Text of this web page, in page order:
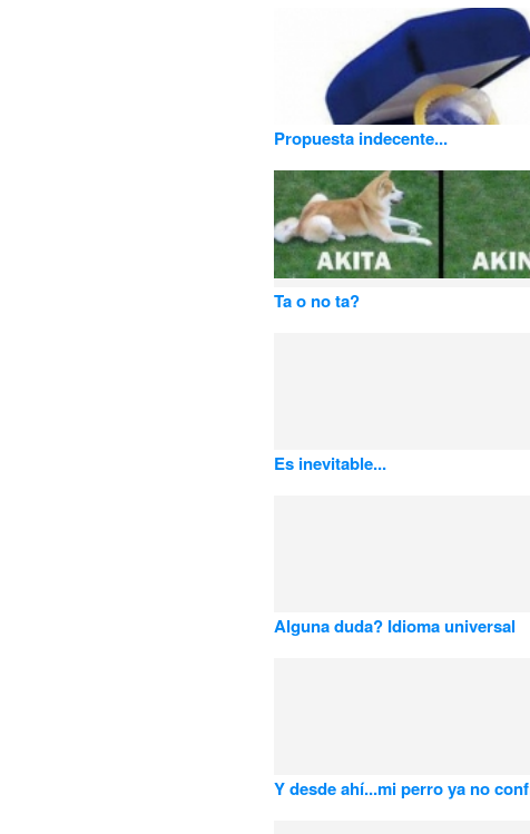
Propuesta indecente...
Ta o no ta?
Es inevitable...
Alguna duda? Idioma universal
Y desde ahí...mi perro ya no